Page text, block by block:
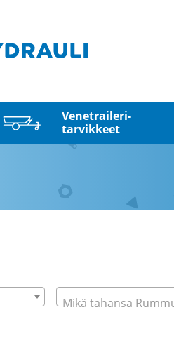
Venetraileri­
tarvikkeet
Mikä tahansa